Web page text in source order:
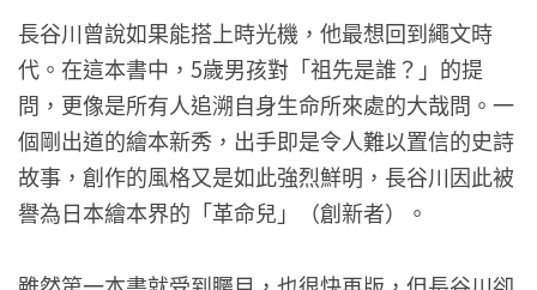
長谷川曾說如果能搭上時光機，他最想回到繩文時
代。在這本書中，5歲男孩對「祖先是誰？」的提
問，更像是所有人追溯自身生命所來處的大哉問。一
個剛出道的繪本新秀，出手即是令人難以置信的史詩
故事，創作的風格又是如此強烈鮮明，長谷川因此被
譽為日本繪本界的「革命兒」（創新者）。